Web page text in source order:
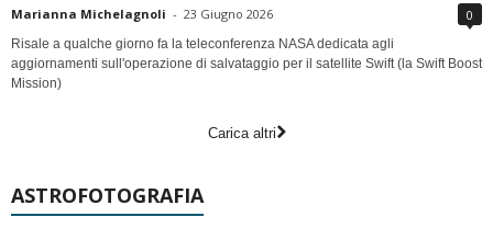
Marianna Michelagnoli - 23 Giugno 2026 0
Risale a qualche giorno fa la teleconferenza NASA dedicata agli
aggiornamenti sull'operazione di salvataggio per il satellite Swift (la Swift Boost
Mission)
Carica altri
ASTROFOTOGRAFIA